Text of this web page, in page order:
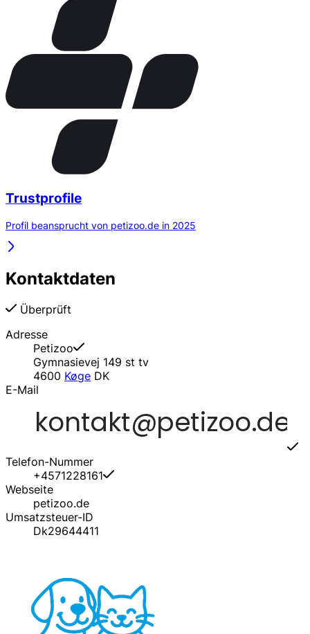
Trustprofile
Profil beansprucht von petizoo.de in 2025
Kontaktdaten
Überprüft
Adresse
Petizoo
Gymnasievej 149 st tv
4600 Køge DK
E-Mail
Telefon-Nummer
+4571228161
Webseite
petizoo.de
Umsatzsteuer-ID
Dk29644411